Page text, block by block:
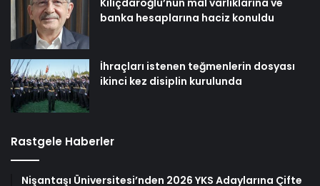
banka hesaplarına haciz konuldu
İhraçları istenen teğmenlerin dosyası
ikinci kez disiplin kurulunda
Rastgele Haberler
Nişantaşı Üniversitesi’nden 2026 YKS Adaylarına Çifte